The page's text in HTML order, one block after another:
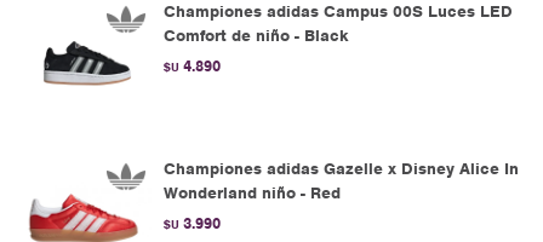
Championes adidas Campus 00S Luces LED
Comfort de niño - Black
$U 4.890
Championes adidas Gazelle x Disney Alice In
Wonderland niño - Red
$U 3.990